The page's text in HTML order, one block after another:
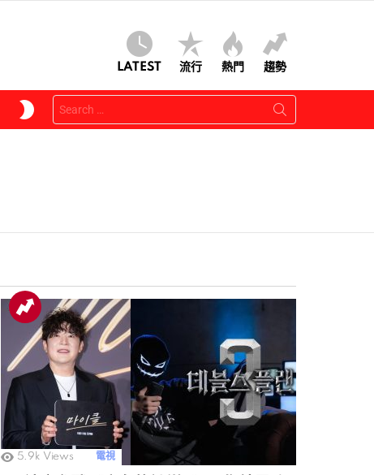
LATEST 流行 熱門 趨勢
SKIN
Search
for:
5.9k Views 電視